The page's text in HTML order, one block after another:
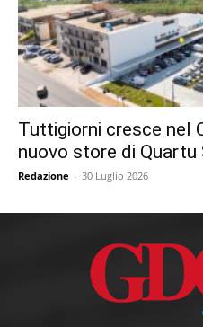
Tuttigiorni cresce nel
nuovo store di Quartu
Redazione - 30 Luglio 2026